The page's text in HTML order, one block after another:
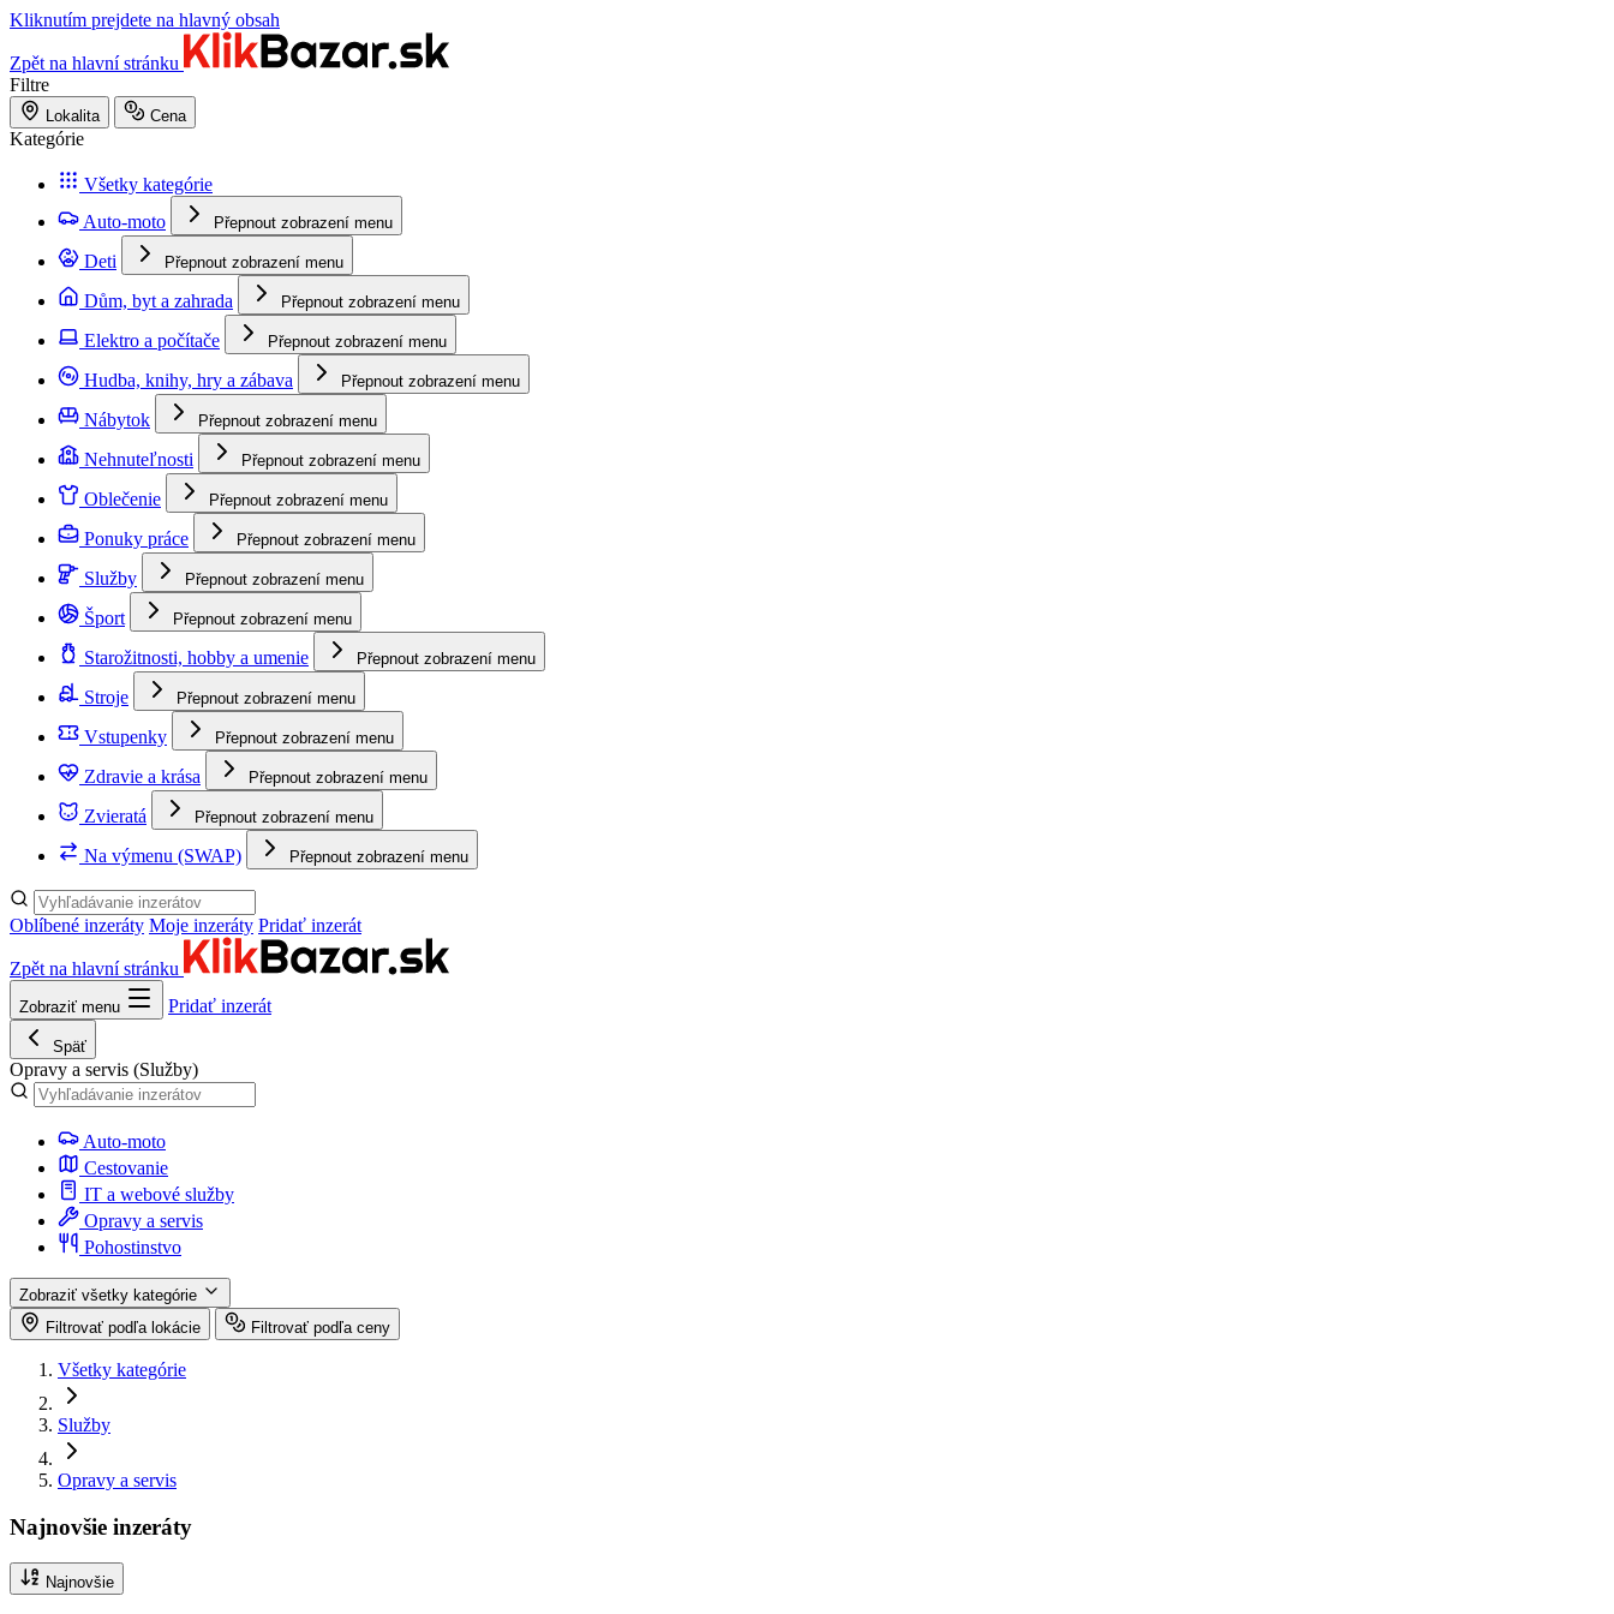
Kliknutím prejdete na hlavný obsah
Zpět na hlavní stránku
Filtre
Lokalita Cena
Kategórie
Všetky kategórie
Auto-moto
Přepnout zobrazení menu
Deti Přepnout zobrazení menu
Dům, byt a zahrada Přepnout zobrazení menu
Elektro a počítače Přepnout zobrazení menu
Hudba, knihy, hry a zábava Přepnout zobrazení menu
Nábytok Přepnout zobrazení menu
Nehnuteľnosti Přepnout zobrazení menu
Oblečenie Přepnout zobrazení menu
Ponuky práce Přepnout zobrazení menu
Služby Přepnout zobrazení menu
Šport Přepnout zobrazení menu
Starožitnosti, hobby a umenie Přepnout zobrazení menu
Stroje Přepnout zobrazení menu
Vstupenky Přepnout zobrazení menu
Zdravie a krása Přepnout zobrazení menu
Zvieratá Přepnout zobrazení menu
Na výmenu (SWAP) Přepnout zobrazení menu
Oblíbené inzeráty Moje inzeráty Pridať inzerát
Zpět na hlavní stránku
Zobraziť menu Pridať inzerát
Späť
Opravy a servis (Služby)
Auto-moto
Cestovanie
IT a webové služby
Opravy a servis
Pohostinstvo
Zobraziť všetky kategórie
Filtrovať podľa lokácie
Filtrovať podľa ceny
Všetky kategórie
Služby
Opravy a servis
Najnovšie inzeráty
Najnovšie